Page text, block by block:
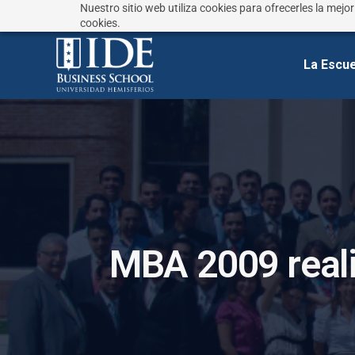
Nuestro sitio web utiliza cookies para ofrecerles la
cookies.
¿No sabes que estudiar?Responde estas preguntas
La
MBA2009 real